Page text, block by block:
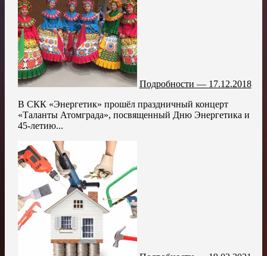
Подробности — 17.12.2018
В СКК «Энергетик» прошёл праздничный концерт
«Таланты Атомграда», посвященный Дню Энергетика и
45-летию...